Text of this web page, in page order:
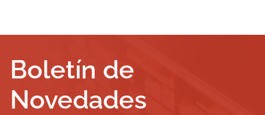
Boletín de
Novedades